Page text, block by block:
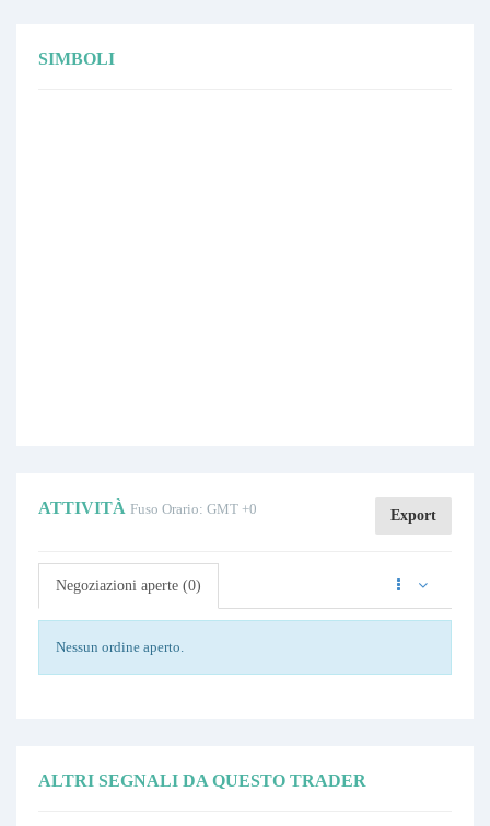
SIMBOLI
ATTIVITÀ Fuso Orario: GMT +0 Export
Negoziazioni aperte (0)
Nessun ordine aperto.
ALTRI SEGNALI DA QUESTO TRADER